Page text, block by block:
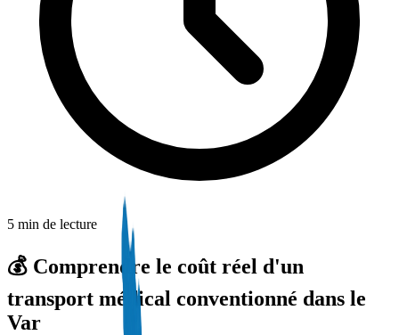
5 min de lecture
💰 Comprendre le coût réel d'un
transport médical conventionné dans le
Var